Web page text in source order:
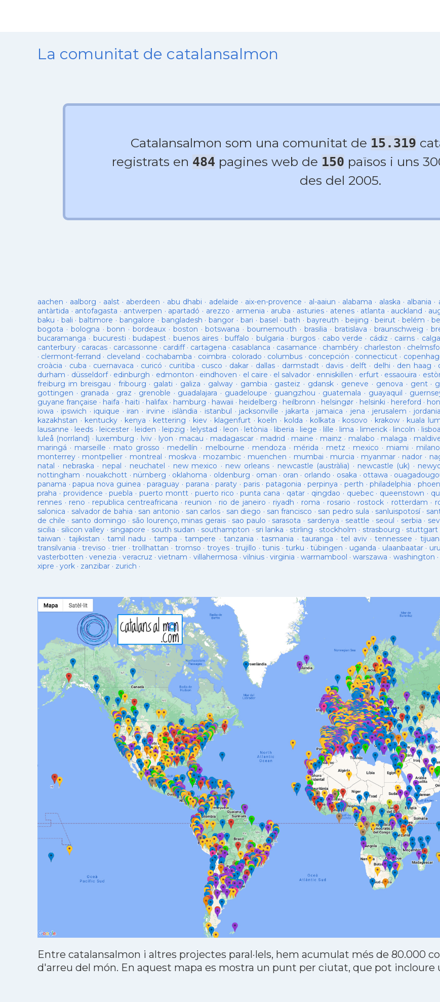
La comunitat de catalansalmon
Catalansalmon som una comunitat de 15.319
registrats en 484 pagines web de 150 països i uns
des del 2005.
aachen · aalborg · aalst· aberdeen · abu dhabi · adelaide · aix-en-provence · al-aaiun · alabama · alaska · albania ·
antàrtida · antofagasta · antwerpen · apartadó · arezzo · armenia · aruba · asturies· atenes · atlanta · auckland ·
baku · bali ·baltimore · bangalore · bangladesh ·bangor · bari · basel ·bath · bayreuth · beijing ·beirut · belém ·
bogota · bologna ·bonn ·bordeaux · boston ·botswana ·bournemouth · brasilia · bratislava ·braunschweig ·
bucaramanga · bucuresti · budapest · buenos aires·buffalo · bulgaria ·burgos · cabo verde · cádiz · cairns ·
canterbury · caracas · carcassonne · cardiff· cartagena · casablanca · casamance · chambéry · charleston ·
· clermont-ferrand · cleveland · cochabamba · coimbra · colorado · columbus · concepción · connecticut ·
croàcia · cuba · cuernavaca · curicó · curitiba · cusco · dakar · dallas· darmstadt· davis · delft· delhi · den haag ·
durham · düsseldorf· edinburgh · edmonton · eindhoven · el caire · el salvador · enniskillen · erfurt· essaouira ·
freiburg im breisgau · fribourg · galati · galiza · galway· gambia · gasteiz · gdansk · geneve · genova · gent·
gottingen · granada · graz · grenoble · guadalajara · guadeloupe · guangzhou · guatemala · guayaquil ·
guyane française · haifa · haiti · halifax· hamburg · hawaii · heidelberg · heilbronn · helsingør · helsinki · hereford ·
iowa · ipswich · iquique · iran · irvine · islàndia · istanbul · jacksonville · jakarta · jamaica · jena · jerusalem · jordania
kazakhstan · kentucky · kenya · kettering · kiev · klagenfurt · koeln · kolda · kolkata · kosovo · krakow · kuala
lausanne · leeds · leicester· leiden · leipzig · lelystad · leon · letònia · liberia · liege · lille · lima · limerick· lincoln · lisboa
luleå (norrland) · luxemburg · lviv · lyon · macau · madagascar · madrid · maine · mainz · malabo · malaga ·
maringá · marseille · mato grosso · medellín · melbourne · mendoza · mérida · metz · mexico · miami · milano
monterrey · montpellier · montreal · moskva · mozambic · muenchen · mumbai · murcia · myanmar · nador ·
natal · nebraska · nepal · neuchatel · new mexico · new orleans· newcastle (austràlia) · newcastle (uk) ·
nottingham · nouakchott · nürnberg · oklahoma · oldenburg · oman · oran · orlando · osaka · ottawa ·
panama ·papua nova guinea ·paraguay · parana ·paraty · paris· patagonia ·perpinya · perth ·philadelphia ·
praha · providence ·puebla ·puerto montt · puerto rico ·punta cana · qatar · qingdao · quebec· queenstown ·
rennes · reno · republica centreafricana · reunion · rio de janeiro · riyadh · roma · rosario · rostock · rotterdam ·
salonica · salvador de bahia · san antonio · san carlos · san diego · san francisco · san pedro sula · sanluispotosí·
de chile · santo domingo · são lourenço, minas gerais· sao paulo · sarasota · sardenya · seattle · seoul · serbia ·
sicilia · silicon valley · singapore · south sudan · southampton · sri lanka · stirling · stockholm · strasbourg · stuttgart
taiwan · tajikistan ·tamil nadu · tampa ·tampere · tanzania ·tasmania · tauranga ·tel aviv·tennessee ·
transilvania ·treviso ·trier ·trollhattan · tromso · troyes· trujillo ·tunis ·turku ·tübingen · uganda · ulaanbaatar·
vasterbotten ·venezia · veracruz ·vietnam · villahermosa · vilnius·virginia · warrnambool ·warszawa · washington ·
xipre · york · zanzibar · zurich ·
Entre catalansalmon i altres projectes paral·lels, hem acumulat més de 80.000
d'arreu del món. En aquest mapa es mostra un punt per ciutat, que pot incloure